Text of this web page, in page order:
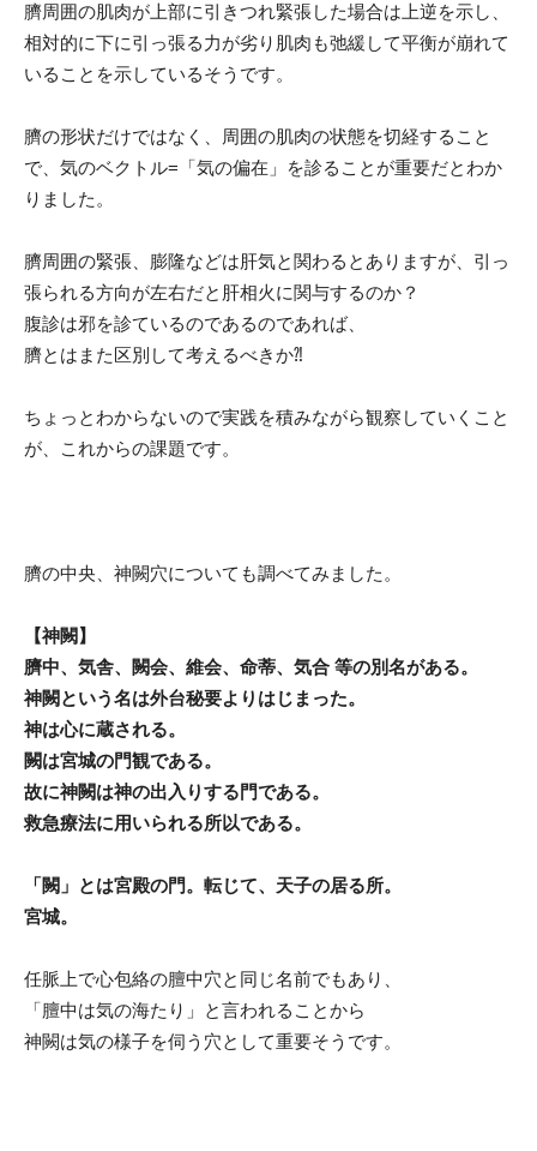
臍周囲の肌肉が上部に引きつれ緊張した場合は上逆を示し、
相対的に下に引っ張る力が劣り肌肉も弛緩して平衡が崩れて
いることを示しているそうです。
臍の形状だけではなく、周囲の肌肉の状態を切経すること
で、気のベクトル=「気の偏在」を診ることが重要だとわか
りました。
臍周囲の緊張、膨隆などは肝気と関わるとありますが、引っ
張られる方向が左右だと肝相火に関与するのか？
腹診は邪を診ているのであるのであれば、
臍とはまた区別して考えるべきか⁈
ちょっとわからないので実践を積みながら観察していくこと
が、これからの課題です。
臍の中央、神闕穴についても調べてみました。
【神闕】
臍中、気舎、闕会、維会、命蒂、気合 等の別名がある。
神闕という名は外台秘要よりはじまった。
神は心に蔵される。
闕は宮城の門観である。
故に神闕は神の出入りする門である。
救急療法に用いられる所以である。
「闕」とは宮殿の門。転じて、天子の居る所。
宮城。
任脈上で心包絡の膻中穴と同じ名前でもあり、
「膻中は気の海たり」と言われることから
神闕は気の様子を伺う穴として重要そうです。